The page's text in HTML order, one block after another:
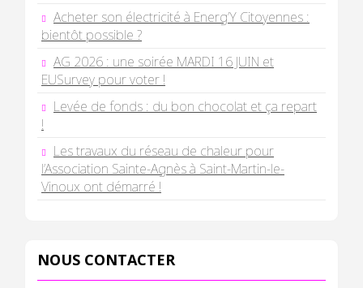
Acheter son électricité à Energ’Y Citoyennes :
bientôt possible ?
AG 2026 : une soirée MARDI 16 JUIN et
EUSurvey pour voter !
Levée de fonds : du bon chocolat et ça repart
!
Les travaux du réseau de chaleur pour
l’Association Sainte-Agnès à Saint-Martin-le-
Vinoux ont démarré !
NOUS CONTACTER